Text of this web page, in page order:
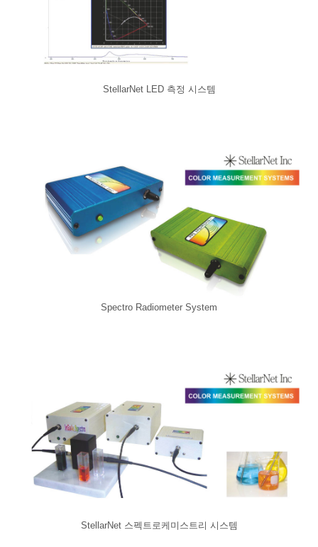
StellarNet LED 측정 시스템
Spectro Radiometer System
StellarNet 스펙트로케미스트리 시스템